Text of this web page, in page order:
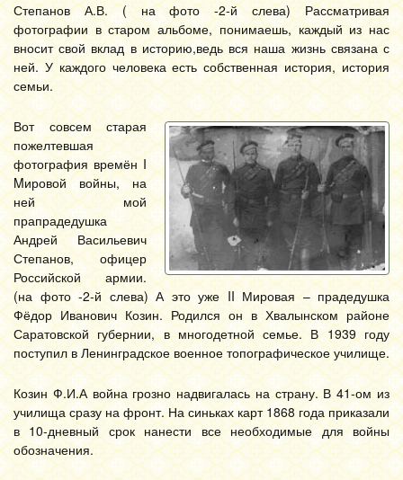
Степанов А.В. ( на фото -2-й слева) Рассматривая
фотографии в старом альбоме, понимаешь, каждый из нас
вносит свой вклад в историю,ведь вся наша жизнь связана с
ней. У каждого человека есть собственная история, история
семьи.
Вот совсем старая
пожелтевшая
фотография времён I
Mировой войны, на
ней мой
прапрадедушка
Андрей Васильевич
Степанов, офицер
Российской армии.
(на фото -2-й слева) А это уже II Мировая – прадедушка
Фёдор Иванович Козин. Родился он в Хвалынском районе
Саратовской губернии, в многодетной семье. В 1939 году
поступил в Ленинградское военное топографическое училище.
Козин Ф.И.А война грозно надвигалась на страну. В 41-ом из
училища сразу на фронт. На синьках карт 1868 года приказали
в 10-дневный срок нанести все необходимые для войны
обозначения.